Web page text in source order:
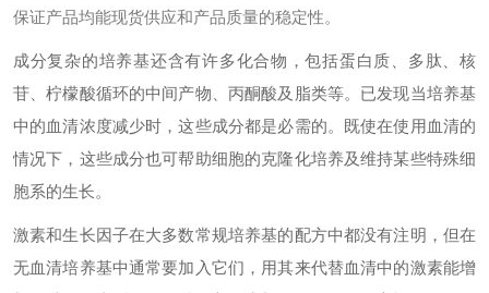
保证产品均能现货供应和产品质量的稳定性。
成分复杂的培养基还含有许多化合物，包括蛋白质、多肽、核
苷、柠檬酸循环的中间产物、丙酮酸及脂类等。已发现当培养基
中的血清浓度减少时，这些成分都是必需的。既使在使用血清的
情况下，这些成分也可帮助细胞的克隆化培养及维持某些特殊细
胞系的生长。
激素和生长因子在大多数常规培养基的配方中都没有注明，但在
无血清培养基中通常要加入它们，用其来代替血清中的激素能增